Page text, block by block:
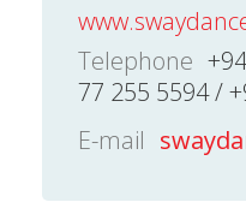
Telephone
77 255 5594 /
E-mail